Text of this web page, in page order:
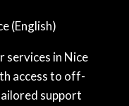
(English)
services in Nice
access to off-
support